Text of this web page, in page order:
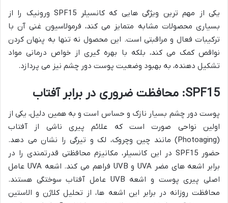
یکی از مهم ترین ویژگی هایی که کانسیلر SPF15 ورونیک را از
بسیاری محصولات مشابه متمایز می کند، فرمولاسیون غنی آن با
ترکیبات فعال و مراقبتی است. این محصول نه تنها به پنهان کردن
نواقص کمک می کند، بلکه با بهره گیری از خواص درمانی مواد
تشکیل دهنده، به بهبود وضعیت پوست دور چشم نیز می پردازد.
SPF15: محافظت ضروری در برابر آفتاب
پوست دور چشم بسیار نازک و حساس است و به همین دلیل، یکی از
اولین نواحی صورت است که علائم پیری ناشی از آفتاب
(Photoaging) مانند چین وچروک، لک و تیرگی را نشان می دهد.
حضور SPF15 در این کانسیلر، مکانیزم محافظتی قدرتمندی را در
برابر اشعه های مضر UVA و UVB فراهم می کند. اشعه UVA عامل
اصلی پیری پوست و اشعه UVB عامل آفتاب سوختگی هستند.
محافظت روزانه در برابر این اشعه ها، از تحلیل کلاژن و الاستین